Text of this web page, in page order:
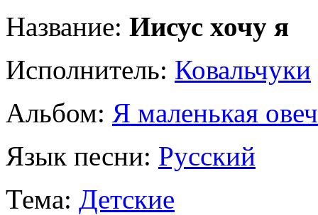
Название: Иисус хочу я
Исполнитель: Ковальчуки
Альбом: Я маленькая
Язык песни: Русский
Тема: Детские